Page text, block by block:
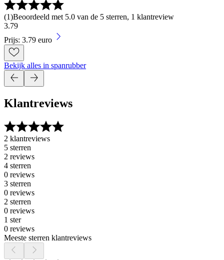
(1)Beoordeeld met 5.0 van de 5 sterren, 1 klantreview
3.79
Prijs: 3.79 euro
Bekijk alles in spanrubber
Klantreviews
2 klantreviews
5 sterren
2 reviews
4 sterren
0 reviews
3 sterren
0 reviews
2 sterren
0 reviews
1 ster
0 reviews
Meeste sterren klantreviews